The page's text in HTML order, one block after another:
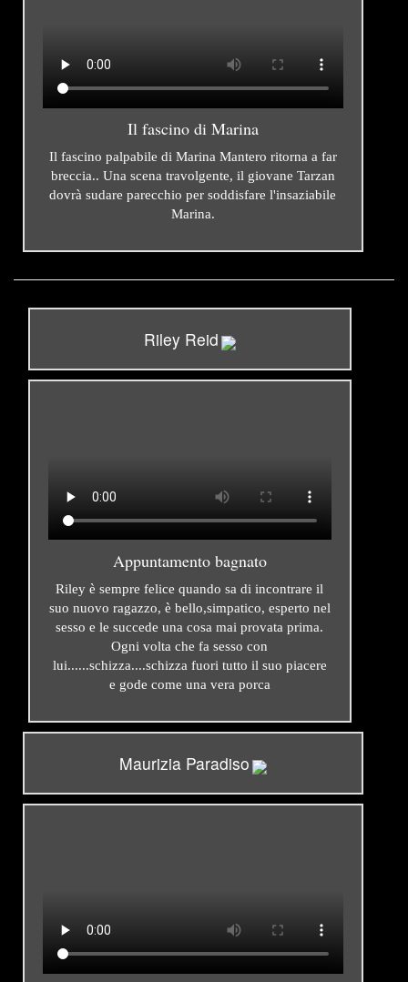
Il fascino di Marina
Il fascino palpabile di Marina Mantero ritorna a far
breccia.. Una scena travolgente, il giovane Tarzan
dovrà sudare parecchio per soddisfare l'insaziabile
Marina.
Riley Reid
Appuntamento bagnato
Riley è sempre felice quando sa di incontrare il
suo nuovo ragazzo, è bello,simpatico, esperto nel
sesso e le succede una cosa mai provata prima.
Ogni volta che fa sesso con
lui......schizza....schizza fuori tutto il suo piacere
e gode come una vera porca
Maurizia Paradiso